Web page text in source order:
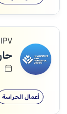
أعمال الحراسة